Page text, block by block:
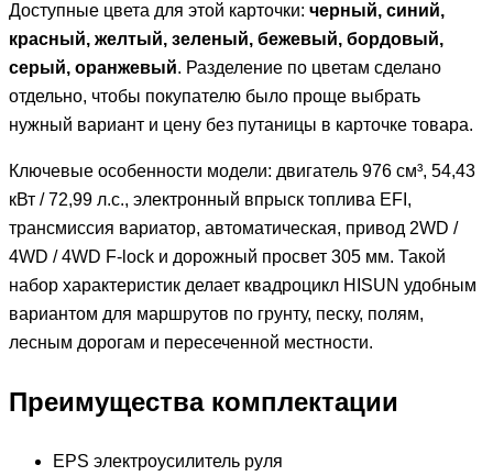
Доступные цвета для этой карточки: черный, синий,
красный, желтый, зеленый, бежевый, бордовый,
серый, оранжевый. Разделение по цветам сделано
отдельно, чтобы покупателю было проще выбрать
нужный вариант и цену без путаницы в карточке товара.
Ключевые особенности модели: двигатель 976 см³, 54,43
кВт / 72,99 л.с., электронный впрыск топлива EFI,
трансмиссия вариатор, автоматическая, привод 2WD /
4WD / 4WD F-lock и дорожный просвет 305 мм. Такой
набор характеристик делает квадроцикл HISUN удобным
вариантом для маршрутов по грунту, песку, полям,
лесным дорогам и пересеченной местности.
Преимущества комплектации
EPS электроусилитель руля